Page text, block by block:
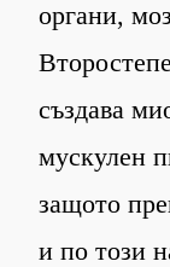
органи,
създава
мускулен
защото
и по този